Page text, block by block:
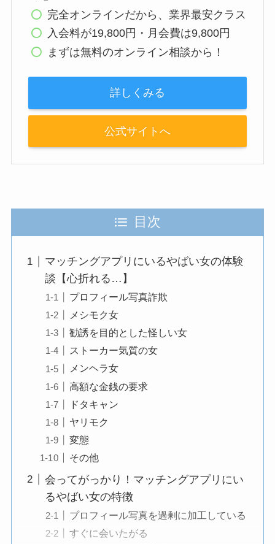
完全オンラインだから、業界最安クラス
入会料が19,800円・月会費は9,800円
まずは無料のオンライン相談から！
詳しくみる
公式サイトへ
目次
マッチングアプリにいるやばい女の体験
談【心折れる…】
プロフィール写真詐欺
メシモク女
勧誘を目的とした怪しい女
ストーカー気質の女
メンヘラ女
高額な金銭の要求
ドタキャン
ヤリモク
変態
その他
会ってがっかり！マッチングアプリにい
るやばい女の特徴
プロフィール写真を過剰に加工している
すぐに会いたがる